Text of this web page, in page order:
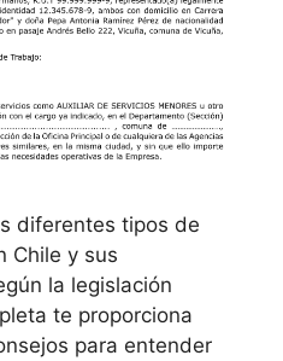
diferentes tipos de
Chile y sus
la legislación
te proporciona
para entender